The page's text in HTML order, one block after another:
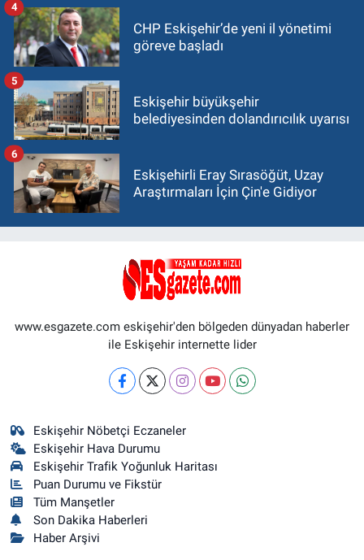
CHP Eskişehir’de yeni il yönetimi
göreve başladı
4
Eskişehir büyükşehir
belediyesinden dolandırıcılık uyarısı
5
Eskişehirli Eray Sırasöğüt, Uzay
Araştırmaları İçin Çin'e Gidiyor
6
www.esgazete.com eskişehir'den bölgeden dünyadan haberler
ile Eskişehir internette lider
Eskişehir Nöbetçi Eczaneler
Eskişehir Hava Durumu
Eskişehir Trafik Yoğunluk Haritası
Puan Durumu ve Fikstür
Tüm Manşetler
Son Dakika Haberleri
Haber Arşivi